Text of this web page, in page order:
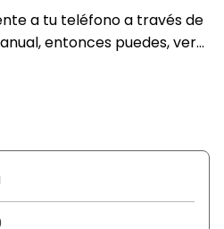
a tu teléfono a través de
entonces puedes, ver
sociales, ver
aplicaciones y así
fotos desde el reloj.
la música de tu
monitor de
contador de
de ejercicio, este